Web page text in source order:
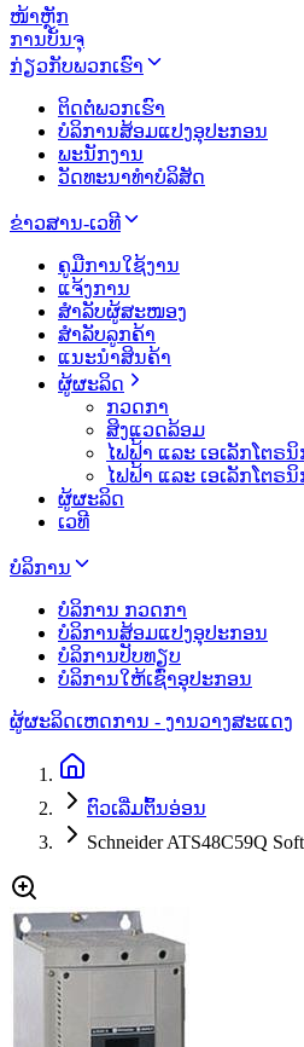
ໜ້າຫຼັກ
ການບັນຈຸ
ກ່ຽວກັບພວກເຮົາ
ຕິດຕໍ່ພວກເຮົາ
ບໍລິການສ້ອມແປງອຸປະກອນ
ພະນັກງານ
ວັດທະນາທຳບໍລິສັດ
ຂ່າວສານ-ເວທີ
ຄູມືການໃຊ້ງານ
ແຈ້ງການ
ສຳລັບຜູ້ສະໜອງ
ສຳລັບລູກຄ້າ
ແນະນຳສິນຄ້າ
ຜູ້ຜະລິດ
ກວດກາ
ສິງແວດລ້ອມ
ໄຟຟ້າ ແລະ ເອເລັກໂຕຣນິ
ໄຟຟ້າ ແລະ ເອເລັກໂຕຣນິ
ຜູ້ຜະລິດ
ເວທີ
ບໍລິການ
ບໍລິການ ກວດກາ
ບໍລິການສ້ອມແປງອຸປະກອນ
ບໍລິການປັບທຽບ
ບໍລິການໃຫ້ເຊົ່າອຸປະກອນ
ຜູ້ຜະລິດເຫດການ - ງານວາງສະແດງ
ຕົວເລີ່ມຕົ້ນອ່ອນ
Schneider ATS48C59Q